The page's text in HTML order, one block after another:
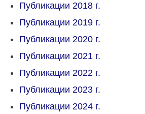
Публикации 2018 г.
Публикации 2019 г.
Публикации 2020 г.
Публикации 2021 г.
Публикации 2022 г.
Публикации 2023 г.
Публикации 2024 г.